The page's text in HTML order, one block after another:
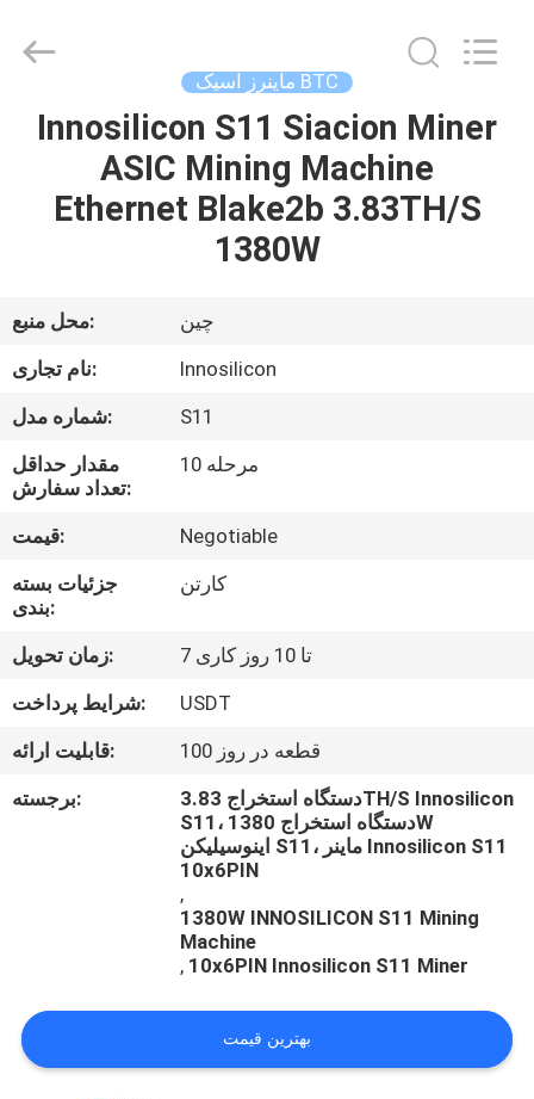
صفحه
درباره
ما
فرآیند
تحویل
با
ما
تماس
بگیرید
درخواست
نقل
کننده.
Copyright
ماینرز آسیک BTC
Innosilicon S11 Siacion Miner
ASIC Mining Machine
Ethernet Blake2b 3.83TH/S
1380W
محل منبع:
چین
نام تجاری:
Innosilicon
شماره مدل:
S11
مقدار حداقل
تعداد سفارش:
10 مرحله
قیمت:
Negotiable
جزئیات بسته
بندی:
کارتن
زمان تحویل:
7 تا 10 روز کاری
شرایط پرداخت:
USDT
قابلیت ارائه:
100 قطعه در روز
برجسته:
دستگاه استخراج 3.83TH/S Innosilicon
S11، دستگاه استخراج 1380W
اینوسیلیکن S11، ماینر Innosilicon S11
10x6PIN
,
1380W INNOSILICON S11 Mining
Machine
, 10x6PIN Innosilicon S11 Miner
بهترین قیمت